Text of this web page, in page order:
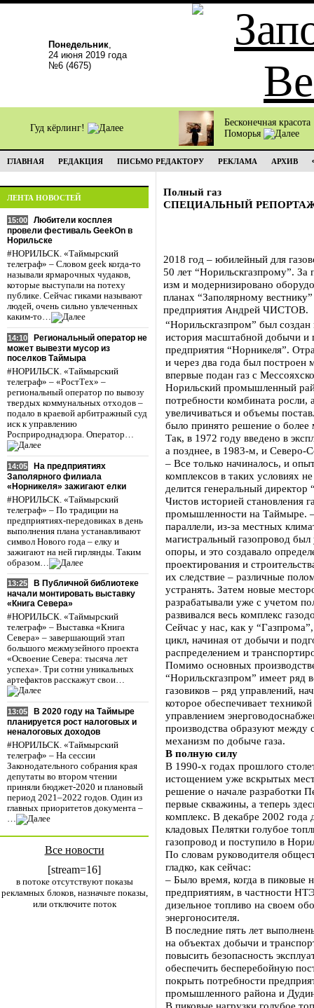
Понедельник,
24 июня 2019 года
№6 (4675)
Гуд кёрлинг!
Бесконечная красота
Поморья
ГЛАВНАЯ РЕДАКЦИЯ ПИСЬМО РЕДАКТОРУ РЕКЛАМА АРХИВ
ЛЕНТА НОВОСТЕЙ
15:00
Любители косплея
провели фестиваль GeekOn в
Норильске
#НОРИЛЬСК. «Таймырский
телеграф» – Словом geek когда-то
называли ярмарочных чудаков,
которые выступали на потеху
публике. Сейчас гиками называют
людей, очень сильно увлеченных
каким-то…
14:10
Региональный оператор не
может вывезти мусор из
поселков Таймыра
#НОРИЛЬСК. «Таймырский
телеграф» – «РостТех» –
региональный оператор по вывозу
твердых коммунальных отходов –
подало в краевой арбитражный суд
иск к управлению
Росприроднадзора. Оператор…
14:05
На предприятиях
Заполярного филиала
«Норникеля» зажигают елки
#НОРИЛЬСК. «Таймырский
телеграф» – По традиции на
предприятиях-передовиках в день
выполнения плана устанавливают
символ Нового года – елку и
зажигают на ней гирлянды. Таким
образом…
13:25
В Публичной библиотеке
начали монтировать выставку
«Книга Севера»
#НОРИЛЬСК. «Таймырский
телеграф» – Выставка «Книга
Севера» – завершающий этап
большого межмузейного проекта
«Освоение Севера: тысяча лет
успеха». Три сотни уникальных
артефактов расскажут свои…
13:05
В 2020 году на Таймыре
планируется рост налоговых и
неналоговых доходов
#НОРИЛЬСК. «Таймырский
телеграф» – На сессии
Законодательного собрания края
депутаты во втором чтении
приняли бюджет-2020 и плановый
период 2021–2022 годов. Один из
главных приоритетов документа –
…
Все новости
[stream=16]
в потоке отсутствуют показы
рекламных блоков, назначьте показы,
или отключите поток
Полный газ
СПЕЦИАЛЬНЫЙ
2018 год – юбилейный для
50 лет “Норильскгазпрому”.
изм и модернизировано
планах “Заполярному
предприятия Андрей ЧИСТОВ.
“Норильскгазпром” был создан
история масштабной добычи и
предприятия “Норникеля”.
и через два года был построен
впервые подан газ с
Норильский промышленный
потребности комбината росли,
увеличиваться и объемы
было принято решение о более
Так, в 1972 году введено в
а позднее, в 1983-м, и Северо-
– Все только начиналось, и
комплексов в таких условиях
делится генеральный
Чистов историей становления
промышленности на Таймыре.
параллели, из-за местных
магистральный газопровод
опоры, и это создавало
проектирования и
их следствие – различные
устранять. Затем новые
разрабатывали уже с учетом
развивался весь комплекс
Сейчас у нас, как у
цикл, начиная от добычи и
распределением и
Помимо основных
“Норильскгазпром” имеет ряд
газовиков – ряд управлений,
которое обеспечивает
управлением
производства образуют
механизм по добыче газа.
В полную силу
В 1990-х годах прошлого
истощением уже вскрытых
решение о начале разработки
первые скважины, а теперь
комплекс. В декабре 2002
кладовых Пелятки голубое
газопровод и поступило в
По словам руководителя
гладко, как сейчас:
– Было время, когда в пиковые
предприятиям, в частности
дизельное топливо на своем
энергоносителя.
В последние пять лет
на объектах добычи и
повысить безопасность
обеспечить бесперебойную
покрыть потребности
промышленного района и
В пиковые нагрузки голубое